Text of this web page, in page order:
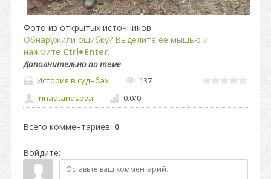
Фото из открытых источников
Обнаружили ошибку? Выделите ее мышью и
нажмите Ctrl+Enter.
Дополнительно по теме
История в судьбах
137
irinaatanasova
0.0/0
Всего комментариев: 0
Войдите: